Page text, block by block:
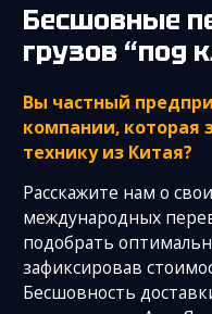
Бесшовные перевозки сборных
грузов “под
Вы частный
компании, которая
технику из Китая?
Расскажите нам о
международных
подобрать
зафиксировав
Бесшовность